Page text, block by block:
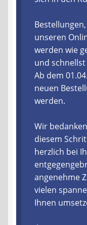
Zahlungsarten
Lieferzeit &
Gutschein
Batterien- und
Elektro- und
Öle- und
Vereine & Foren
unseren
werden wie
und
Ab dem
neuen
werden.
Wir
diesem
herzlich bei
angenehme
vielen
Ihnen